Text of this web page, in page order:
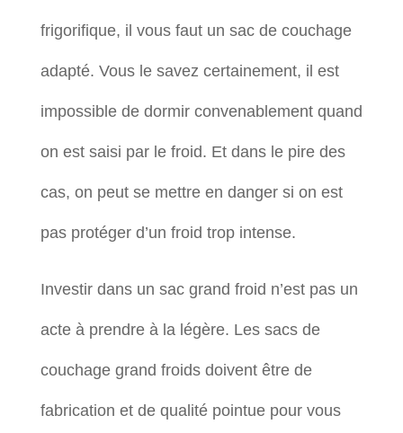
frigorifique, il vous faut un sac de couchage
adapté. Vous le savez certainement, il est
impossible de dormir convenablement quand
on est saisi par le froid. Et dans le pire des
cas, on peut se mettre en danger si on est
pas protéger d’un froid trop intense.
Investir dans un sac grand froid n’est pas un
acte à prendre à la légère. Les sacs de
couchage grand froids doivent être de
fabrication et de qualité pointue pour vous